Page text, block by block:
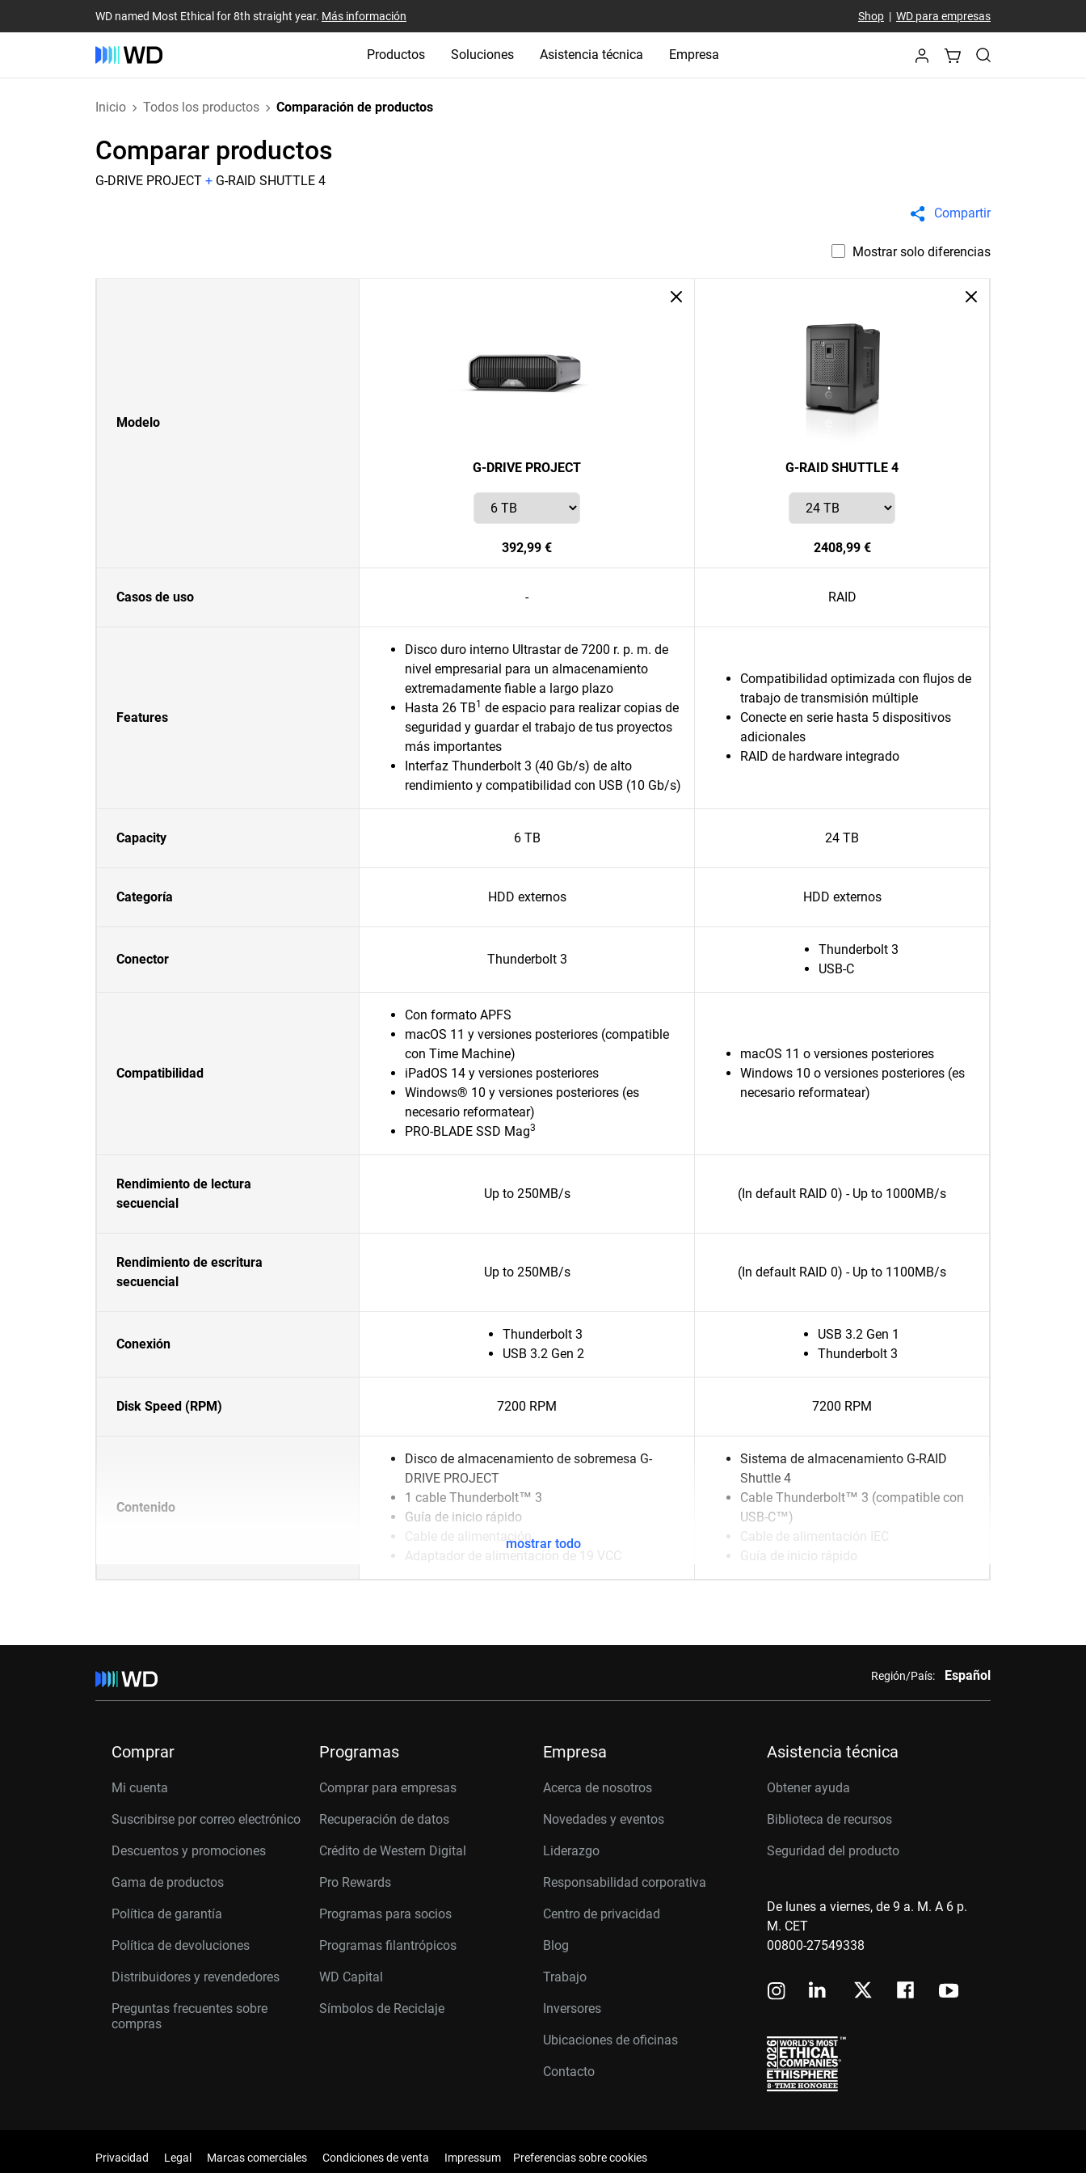
WD named Most Ethical for 8th straight year. Más información Shop| WD para empresas
Productos Soluciones Asistencia técnica Empresa
Inicio Todos los productos Comparación de productos
Comparar productos
G-DRIVE PROJECT + G-RAID SHUTTLE 4
Compartir
Mostrar solo diferencias
Modelo
G-DRIVE PROJECT
392,99 €
G-RAID SHUTTLE 4
2408,99 €
Casos de uso - RAID
Features
Disco duro interno Ultrastar de 7200 r. p. m. de
nivel empresarial para un almacenamiento
extremadamente fiable a largo plazo
Hasta 26 TB1 de espacio para realizar copias de
seguridad y guardar el trabajo de tus proyectos
más importantes
Interfaz Thunderbolt 3 (40 Gb/s) de alto
rendimiento y compatibilidad con USB (10 Gb/s)
Compatibilidad optimizada con flujos de
trabajo de transmisión múltiple
Conecte en serie hasta 5 dispositivos
adicionales
RAID de hardware integrado
Capacity 6 TB 24 TB
Categoría HDD externos HDD externos
Conector Thunderbolt 3
Thunderbolt 3
USB-C
Compatibilidad
Con formato APFS
macOS 11 y versiones posteriores (compatible
con Time Machine)
iPadOS 14 y versiones posteriores
Windows® 10 y versiones posteriores (es
necesario reformatear)
PRO-BLADE SSD Mag3
macOS 11 o versiones posteriores
Windows 10 o versiones posteriores (es
necesario reformatear)
Rendimiento de lectura
secuencial
Up to 250MB/s (In default RAID 0) - Up to 1000MB/s
Rendimiento de escritura
secuencial
Up to 250MB/s (In default RAID 0) - Up to 1100MB/s
Conexión
Thunderbolt 3
USB 3.2 Gen 2
USB 3.2 Gen 1
Thunderbolt 3
Disk Speed (RPM) 7200 RPM 7200 RPM
Contenido
Disco de almacenamiento de sobremesa G-
DRIVE PROJECT
1 cable Thunderbolt™ 3
Guía de inicio rápido
Cable de alimentación
Adaptador de alimentación de 19 VCC
Sistema de almacenamiento G-RAID
Shuttle 4
Cable Thunderbolt™ 3 (compatible con
USB-C™)
Cable de alimentación IEC
Guía de inicio rápido
mostrar todo
Región/País: Español
Comprar
Mi cuenta
Suscribirse por correo electrónico
Descuentos y promociones
Gama de productos
Política de garantía
Política de devoluciones
Distribuidores y revendedores
Preguntas frecuentes sobre
compras
Programas
Comprar para empresas
Recuperación de datos
Crédito de Western Digital
Pro Rewards
Programas para socios
Programas filantrópicos
WD Capital
Símbolos de Reciclaje
Empresa
Acerca de nosotros
Novedades y eventos
Liderazgo
Responsabilidad corporativa
Centro de privacidad
Blog
Trabajo
Inversores
Ubicaciones de oficinas
Contacto
Asistencia técnica
Obtener ayuda
Biblioteca de recursos
Seguridad del producto
De lunes a viernes, de 9 a. M. A 6 p.
M. CET
00800-27549338
Privacidad Legal Marcas comerciales Condiciones de venta Impressum Preferencias sobre cookies